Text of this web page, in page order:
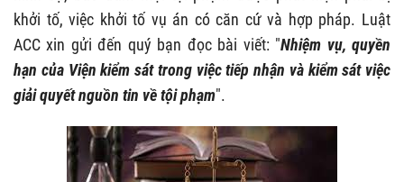
khởi tố, việc khởi tố vụ án có căn cứ và hợp pháp. Luật
ACC xin gửi đến quý bạn đọc bài viết: "Nhiệm vụ, quyền
hạn của Viện kiểm sát trong việc tiếp nhận và kiểm sát việc
giải quyết nguồn tin về tội phạm".